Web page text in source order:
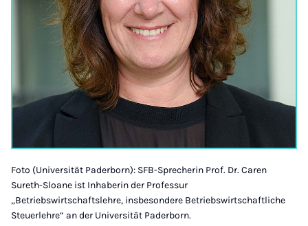
Foto (Universität Paderborn): SFB-Sprecherin Prof. Dr. Caren
Sureth-Sloane ist Inhaberin der Professur
„Betriebswirtschaftslehre, insbesondere Betriebswirtschaftliche
Steuerlehre“ an der Universität Paderborn.